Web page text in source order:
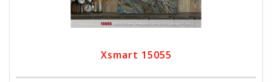
Xsmart 15055